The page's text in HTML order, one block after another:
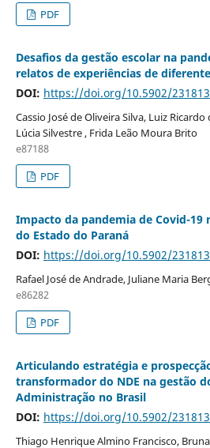
PDF
Desafios da gestão escolar na
relatos de experiências de
DOI: https://doi.org/10.5902/
Cassio José de Oliveira Silva, Luiz
Lúcia Silvestre , Frida Leão Moura Brito
e87188
PDF
Impacto da pandemia de Covid-19
do Estado do Paraná
DOI: https://doi.org/10.5902/
Rafael José de Andrade, Juliane Maria
e86282
PDF
Articulando estratégia e
transformador do NDE na gestão
Administração no Brasil
DOI: https://doi.org/10.5902/
Thiago Henrique Almino Francisco,